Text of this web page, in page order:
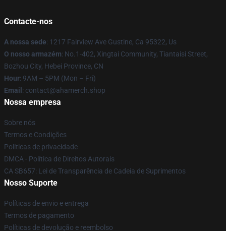
Contacte-nos
A nossa sede: 1217 Fairview Ave Gustine, Ca 95322, Us
O nosso armazém: No.1-402, Xingtai Community, Tiantaisi Street,
Bozhou City, Hebei Province, CN
Hour: 9AM – 5PM (Mon – Fri)
Email : contact@ahamerch.shop
Nossa empresa
Sobre nós
Termos e Condições
Políticas de privacidade
DMCA - Política de Direitos Autorais
CA SB657: Lei de Transparência de Cadeia de Suprimentos
Nosso Suporte
Políticas de envio e entrega
Termos de pagamento
Políticas de devolução e reembolso